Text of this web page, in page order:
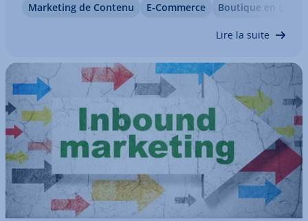
Mais qu’est-ce que le marketing genré et comment
fonc­tionne cette stratégie ? Nous vous révélons…
Marketing de Contenu E-Commerce Boutique en Ligne
Lire la suite